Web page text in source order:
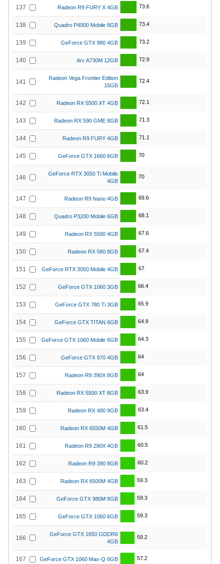
137 Radeon R9 FURY X 4GB 73.6
138 Quadro P4000 Mobile 8GB 73.4
139 GeForce GTX 980 4GB 73.2
140 Arc A730M 12GB 72.9
141
Radeon Vega Frontier Edition
16GB
72.4
142 Radeon RX 5500 XT 4GB 72.1
143 Radeon RX 590 GME 8GB 71.3
144 Radeon R9 FURY 4GB 71.1
145 GeForce GTX 1660 6GB 70
146
GeForce RTX 3050 Ti Mobile
4GB
70
147 Radeon R9 Nano 4GB 69.6
148 Quadro P3200 Mobile 6GB 68.1
149 Radeon RX 5500 4GB 67.6
150 Radeon RX 580 8GB 67.4
151 GeForce RTX 3050 Mobile 4GB 67
152 GeForce GTX 1060 3GB 66.4
153 GeForce GTX 780 Ti 3GB 65.9
154 GeForce GTX TITAN 6GB 64.9
155 GeForce GTX 1060 Mobile 6GB 64.3
156 GeForce GTX 970 4GB 64
157 Radeon R9 390X 8GB 64
158 Radeon RX 5500 XT 8GB 63.9
159 Radeon RX 480 8GB 63.4
160 Radeon RX 6550M 4GB 61.5
161 Radeon R9 290X 4GB 60.5
162 Radeon R9 390 8GB 60.2
163 Radeon RX 6500M 4GB 59.3
164 GeForce GTX 980M 8GB 59.3
165 GeForce GTX 1060 6GB 59.3
166
GeForce GTX 1650 GDDR6
4GB
59.2
167 GeForce GTX 1060 Max-Q 6GB 57.2